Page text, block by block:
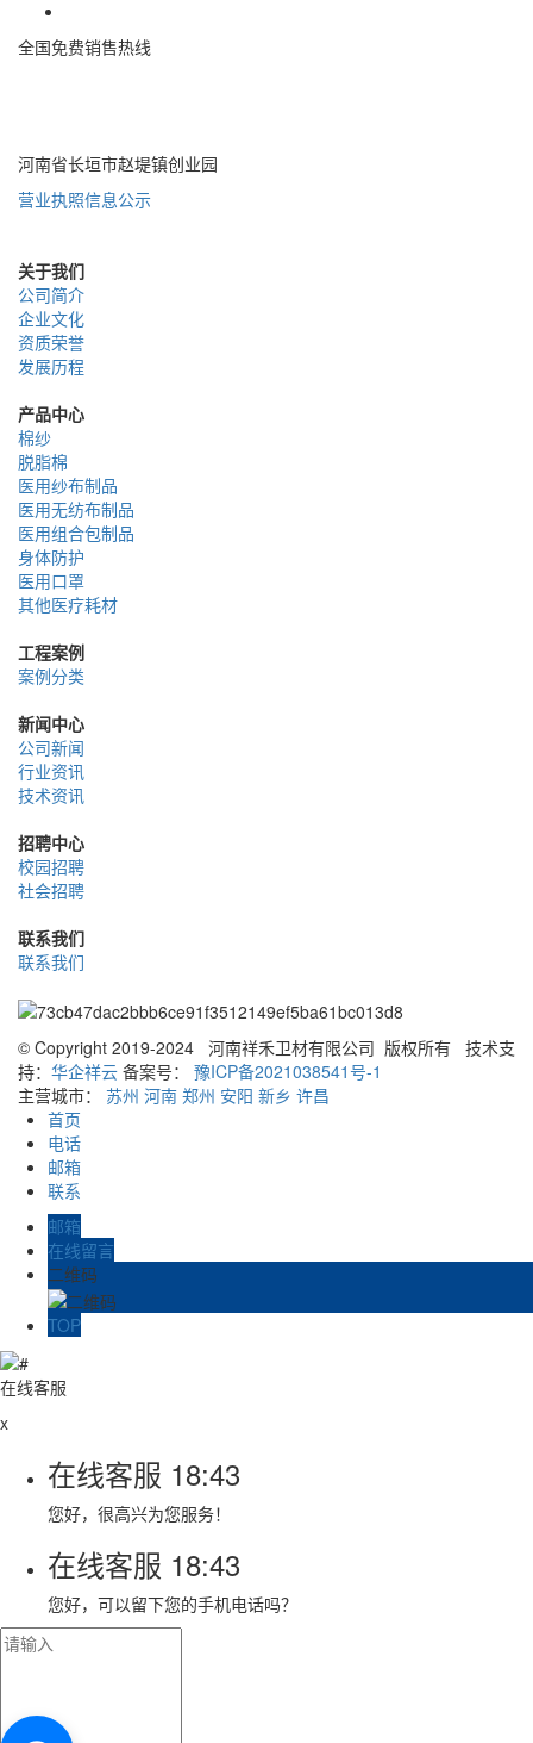
全国免费销售热线
河南省长垣市赵堤镇创业园
营业执照信息公示
关于我们
公司简介
企业文化
资质荣誉
发展历程
产品中心
棉纱
脱脂棉
医用纱布制品
医用无纺布制品
医用组合包制品
身体防护
医用口罩
其他医疗耗材
工程案例
案例分类
新闻中心
公司新闻
行业资讯
技术资讯
招聘中心
校园招聘
社会招聘
联系我们
联系我们
© Copyright 2019-2024 河南祥禾卫材有限公司 版权所有 技术支
持： 华企祥云 备案号： 豫ICP备2021038541号-1
主营城市： 苏州 河南 郑州 安阳 新乡 许昌
首页
电话
邮箱
联系
邮箱
在线留言
二维码
TOP
在线客服
x
在线客服 18:43
您好，很高兴为您服务！
在线客服 18:43
您好，可以留下您的手机电话吗？